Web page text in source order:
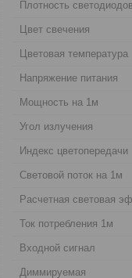
Плотность светодиодов
Цвет свечения
Цветовая температура
Напряжение питания
Мощность на 1м
Угол излучения
Индекс цветопередачи
Световой поток на 1м
Расчетная световая
Ток потребления 1м
Входной сигнал
Диммируемая